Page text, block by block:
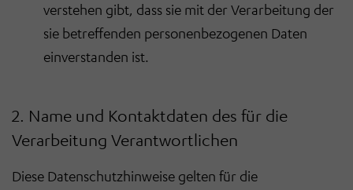
verstehen gibt, dass sie mit der Verarbeitung der
sie betreffenden personenbezogenen Daten
einverstanden ist.
2. Name und Kontaktdaten des für die
Verarbeitung Verantwortlichen
Diese Datenschutzhinweise gelten für die